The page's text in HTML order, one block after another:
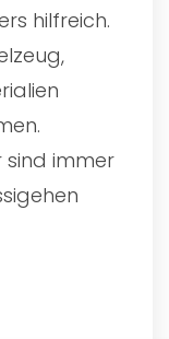
hilfreich.
sind immer